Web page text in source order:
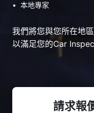
• 本地專家
我們將您與您所在地
以滿足您的Car
請求報